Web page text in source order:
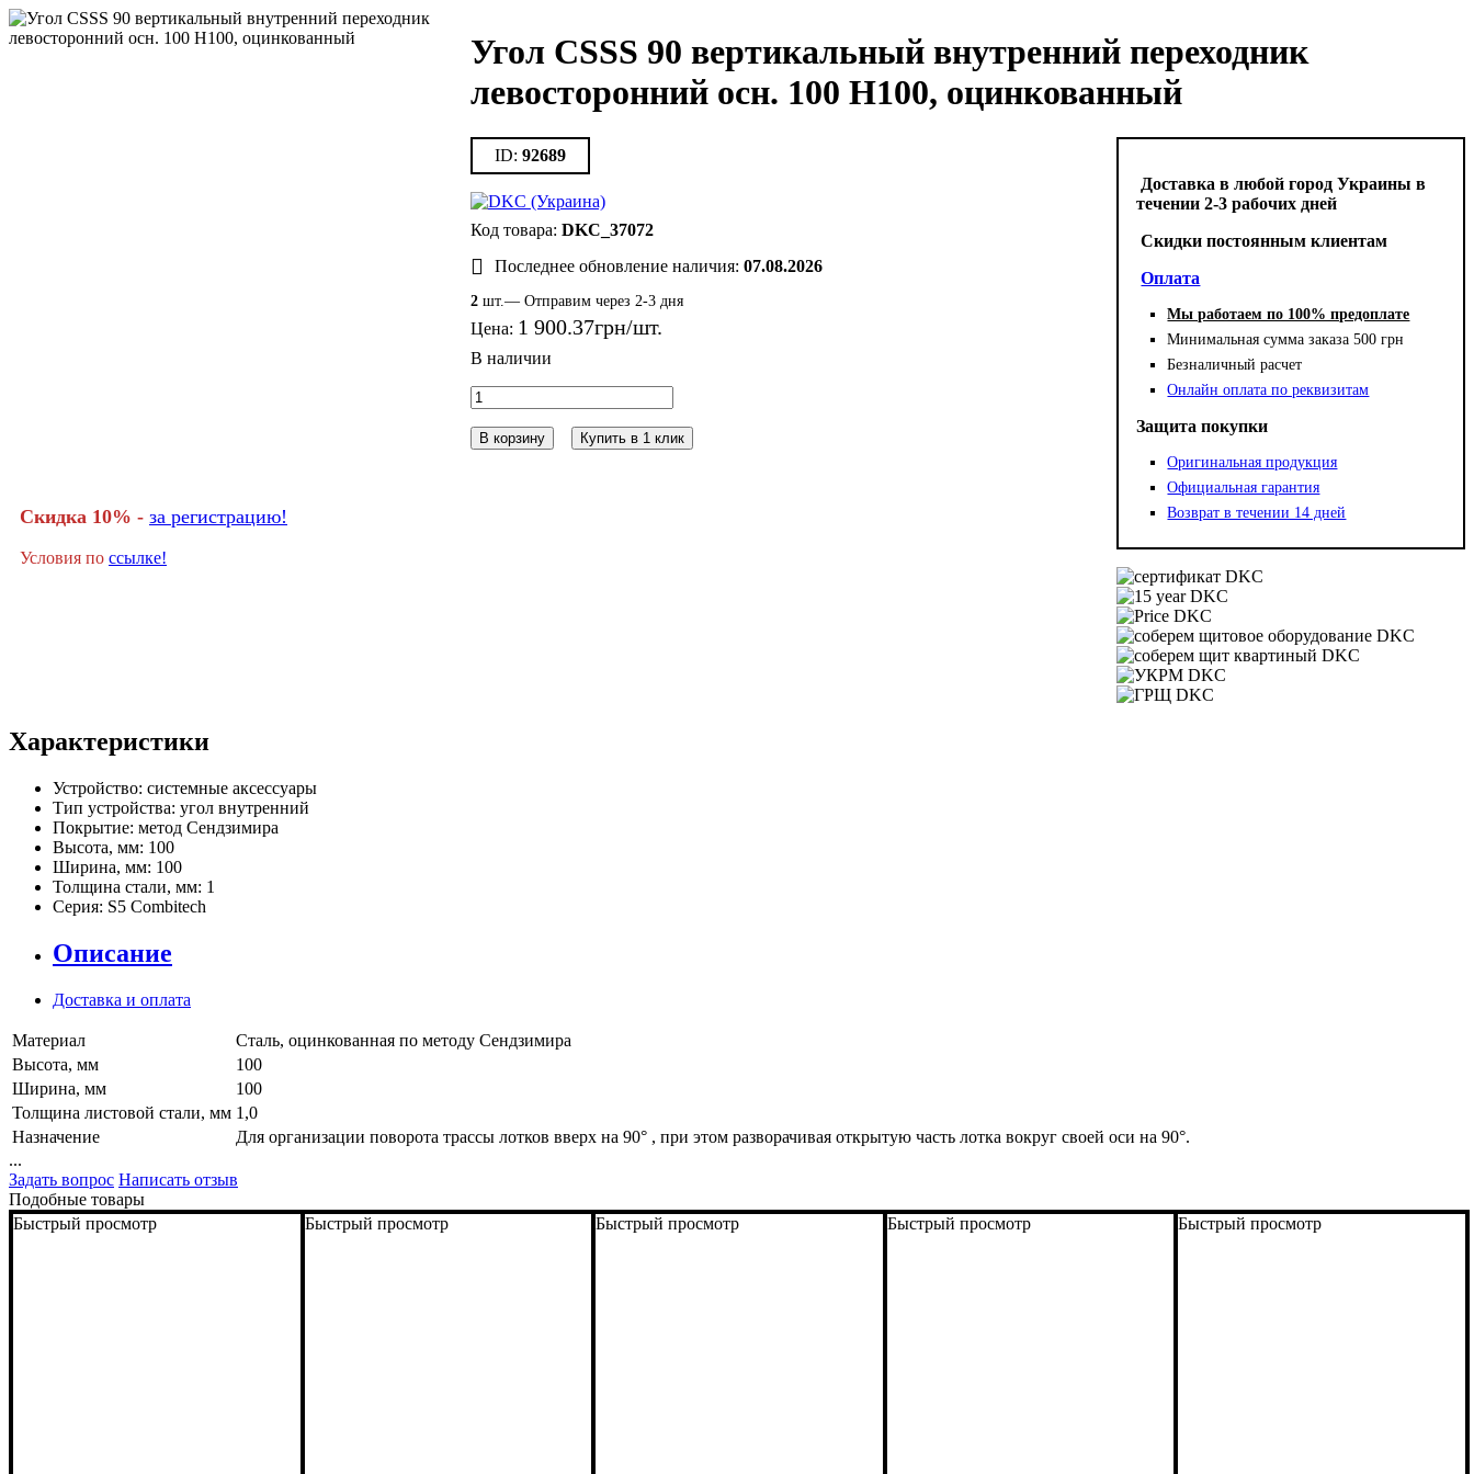
Скидка 10% - за регистрацию!
Условия по ссылке!
Угол CSSS 90 вертикальный внутренний переходник
левосторонний осн. 100 H100, оцинкованный
92689
DKC_37072
Последнее обновление наличия: 07.08.2026
2шт.— Отправим через 2-3 дня
Цена: 1 900.37грн
В корзину Купить в 1 клик
Доставка в любой город Украины в
течении 2-3 рабочих дней
Cкидки постоянным клиентам
Оплата
Мы работаем по 100% предоплате
Минимальная сумма заказа 500 грн
Безналичный расчет
Онлайн оплата по реквизитам
Защита покупки
Оригинальная продукция
Официальная гарантия
Возврат в течении 14 дней
Характеристики
Устройство: системные аксессуары
Тип устройства: угол внутренний
Покрытие: метод Сендзимира
Высота, мм: 100
Ширина, мм: 100
Толщина стали, мм: 1
Серия: S5 Combitech
Описание
Доставка и оплата
Материал
Сталь, оцинкованная по методу Сендзимира
Высота, мм
100
Ширина, мм
100
Толщина листовой стали, мм 1,0
Назначение
Для организации поворота трассы лотков вверх на 90° , при этом разворачивая открытую часть лотка вокруг своей оси на 90°.
...
Задать вопрос Написать отзыв
Подобные товары
Быстрый просмотр
Быстрый просмотр Быстрый просмотр Быстрый просмотр Быстрый просмотр